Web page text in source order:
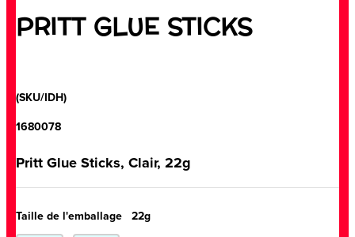
PRITT GLUE STICKS
(SKU/IDH)
1680078
Pritt Glue Sticks, Clair, 22g
Taille de l'emballage 22g